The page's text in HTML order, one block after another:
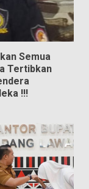
Semua
Tertibkan
!!!